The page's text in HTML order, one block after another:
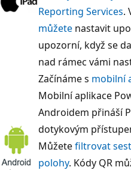
Reporting Services.
můžete nastavit
upozorní, když se
nad rámec vámi
Začínáme s mobilní
Mobilní aplikace
Androidem přináší
dotykovým
Můžetefiltrovat
polohy. Kódy QR